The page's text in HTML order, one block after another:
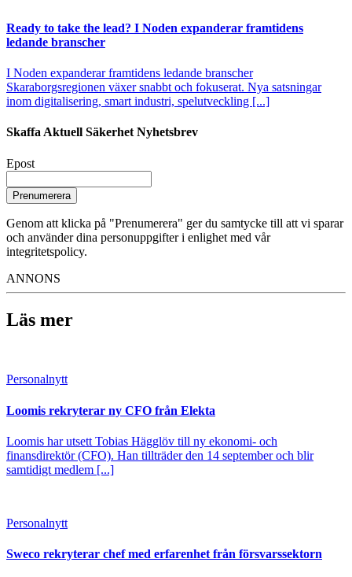
Ready to take the lead? I Noden expanderar framtidens
ledande branscher
I Noden expanderar framtidens ledande branscher
Skaraborgsregionen växer snabbt och fokuserat. Nya satsningar
inom digitalisering, smart industri, spelutveckling [...]
Skaffa Aktuell Säkerhet Nyhetsbrev
Epost
Prenumerera
Genom att klicka på "Prenumerera" ger du samtycke till att vi sparar
och använder dina personuppgifter i enlighet med vår
integritetspolicy.
ANNONS
Läs mer
Personalnytt
Loomis rekryterar ny CFO från Elekta
Loomis har utsett Tobias Hägglöv till ny ekonomi- och
finansdirektör (CFO). Han tillträder den 14 september och blir
samtidigt medlem [...]
Personalnytt
Sweco rekryterar chef med erfarenhet från försvarssektorn